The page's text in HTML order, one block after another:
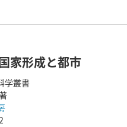
家形成と都市
学叢書